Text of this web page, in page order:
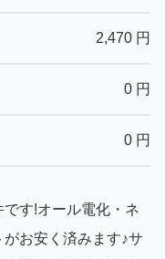
2,470 円
0 円
0 円
す!オール電化・ネ
お安く済みます♪サ